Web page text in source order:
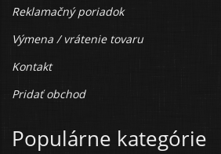
Reklamačný poriadok
Výmena / vrátenie tovaru
Kontakt
Pridať obchod
Populárne kategórie